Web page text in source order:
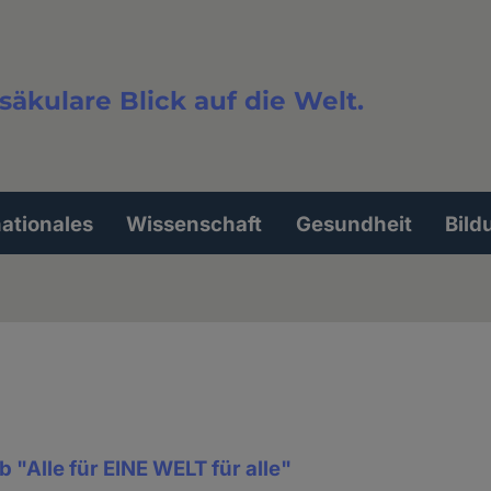
Blick auf die Welt.
Wissenschaft Gesundheit
"Alle für EINE WELT für alle"